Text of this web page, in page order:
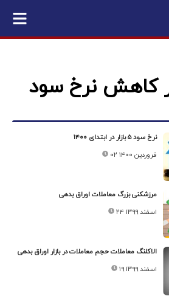
کاهش نرخ سود
نرخ سود ۵ بازار در ابتدای ۱۴۰۰
۰۲ فروردین ۱۴۰۰
مرزشکنی بزرگ معاملات اوراق بدهی
۲۴ اسفند ۱۳۹۹
الاکلنگ معاملات حجم معاملات در بازار اوراق بدهی
۱۹ اسفند ۱۳۹۹